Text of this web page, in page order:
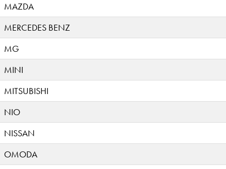
MAZDA
MERCEDES BENZ
MG
MINI
MITSUBISHI
NIO
NISSAN
OMODA